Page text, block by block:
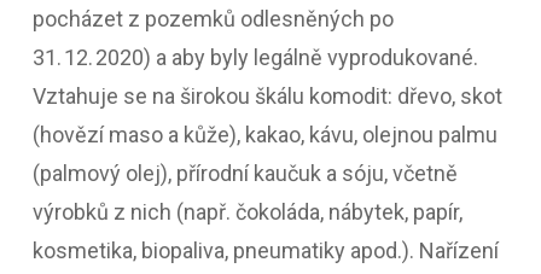
pocházet z pozemků odlesněných po
31. 12. 2020) a aby byly legálně vyprodukované.
Vztahuje se na širokou škálu komodit: dřevo, skot
(hovězí maso a kůže), kakao, kávu, olejnou palmu
(palmový olej), přírodní kaučuk a sóju, včetně
výrobků z nich (např. čokoláda, nábytek, papír,
kosmetika, biopaliva, pneumatiky apod.). Nařízení